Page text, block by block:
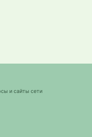
и сайты сети